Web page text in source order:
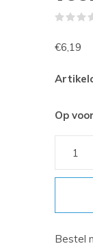
€6,19
Op
Bestel